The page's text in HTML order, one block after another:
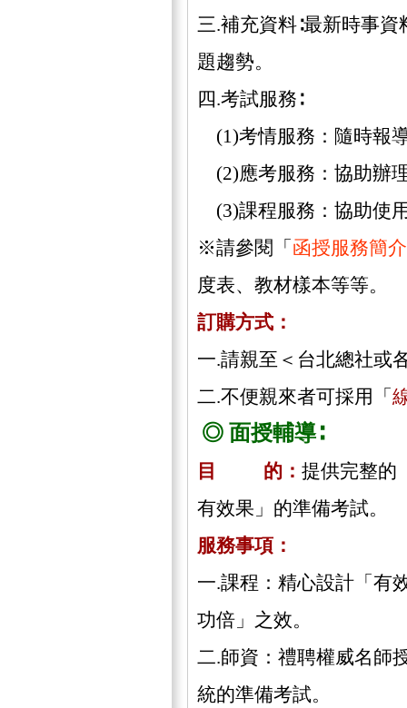
三.補充資料∶最新時事
題趨勢。
四.考試服務∶
(1)考情服務：隨時報
(2)應考服務：協助辦
(3)課程服務：協助使
※請參閱「 函授服務簡介
度表、教材樣本等等。
訂購方式：
一.請親至＜台北總社或
二.不便親來者可採用「
◎ 面授輔導∶
目 的： 提供完整的
有效果」的準備考試。
服務事項：
一.課程：精心設計「有
功倍」之效。
二.師資：禮聘權威名師
統的準備考試。